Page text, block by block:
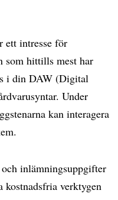
ett intresse för
som hittills mest har
i din DAW (Digital
Under
kan interagera
inlämningsuppgifter
verktygen